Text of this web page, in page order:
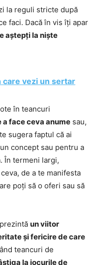
la reguli stricte după
faci. Dacă în vis îți apar
aștepți la niște
vezi un sertar
în teancuri
face ceva anume sau,
sugera faptul că ai
concept sau pentru a
În termeni largi,
de a te manifesta
poți să o oferi sau să
un viitor
și fericire de care
teancuri de
la jocurile de